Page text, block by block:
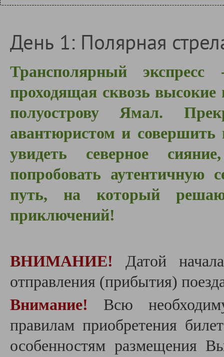
День 1: Полярная
Трансполярный
проходящая сквозь
полуострову Ямал.
авантюристом и
увидеть северное
попробовать аутентичную
путь, на который
приключений!
ВНИМАНИЕ!
Датой
отправления (прибытия)
Внимание! Всю
правилам приобретения
особенностям размещения